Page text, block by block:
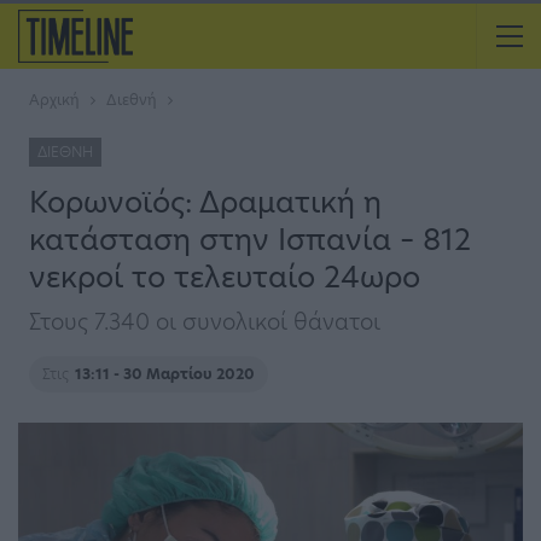
Αρχική Διεθνή
ΔΙΕΘΝΉ
Κορωνοϊός: Δραματική η
κατάσταση στην Ισπανία – 812
νεκροί το τελευταίο 24ωρο
Στους 7.340 οι συνολικοί θάνατοι
Στις 13:11 - 30 Μαρτίου 2020